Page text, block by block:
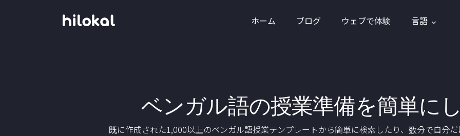
ホーム ブログ ウェブで体験 言語
ベンガル語の授業準備を簡単に
既に作成された1,000以上のベンガル語授業テンプレートから簡単に検索したり、数分で自分だ